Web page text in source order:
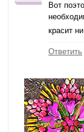
Вот
красит
Ответить